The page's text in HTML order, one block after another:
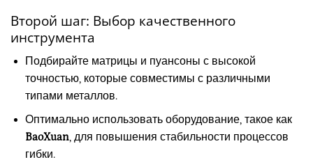
Второй шаг: Выбор качественного
инструмента
Подбирайте матрицы и пуансоны с высокой
точностью, которые совместимы с различными
типами металлов.
Оптимально использовать оборудование, такое как
BaoXuan, для повышения стабильности процессов
гибки.